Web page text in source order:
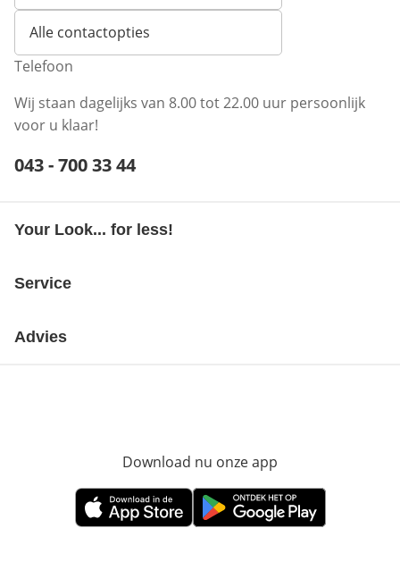
Alle contactopties
Telefoon
Wij staan dagelijks van 8.00 tot 22.00 uur persoonlijk
voor u klaar!
Telefoonnummer:
043 - 700 33 44
Your Look... for less!
Service
Advies
Download nu onze app
Opent in nieuw vensterOpent in nieuw venster